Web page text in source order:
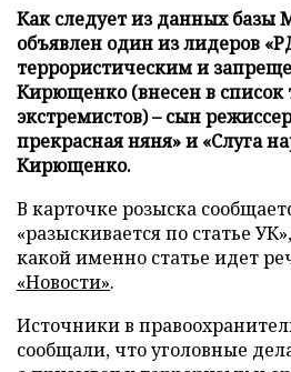
Как следует из данных базы
объявлен один из лидеров
террористическим и
Кирющенко (внесен в список
экстремистов) – сын
прекрасная няня» и «Слуга
Кирющенко.
В карточке розыска
«разыскивается по статье
какой именно статье идет
«Новости».
Источники в
сообщали, что уголовные